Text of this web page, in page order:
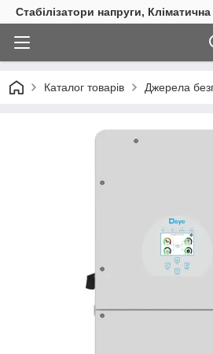
Стабілізатори напруги,
Каталог товарів Джерела